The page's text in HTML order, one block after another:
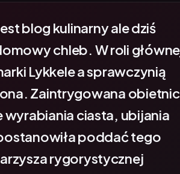
chleb. W roli głównej
Lykkele a sprawczynią
Zaintrygowana obietnicą
ciasta, ubijania
poddać tego
rygorystycznej
aromatycznego chleba,